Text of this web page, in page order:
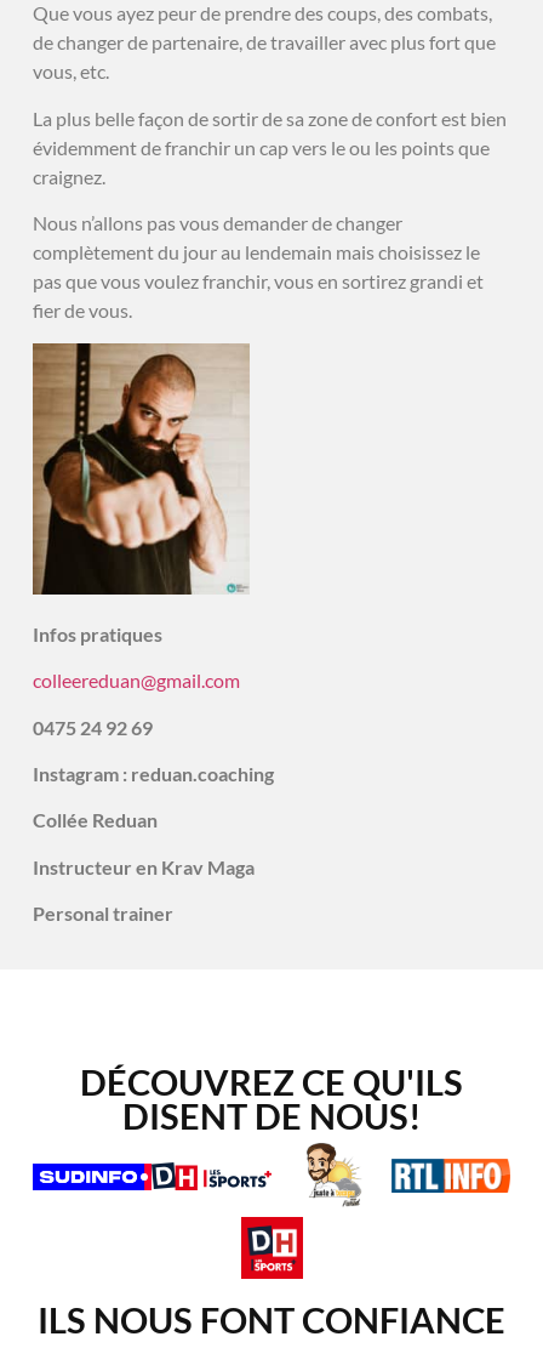
Que vous ayez peur de prendre des coups, des combats,
de changer de partenaire, de travailler avec plus fort que
vous, etc.
La plus belle façon de sortir de sa zone de confort est bien
évidemment de franchir un cap vers le ou les points que
craignez.
Nous n’allons pas vous demander de changer
complètement du jour au lendemain mais choisissez le
pas que vous voulez franchir, vous en sortirez grandi et
fier de vous.
Infos pratiques
colleereduan@gmail.com
0475 24 92 69
Instagram : reduan.coaching
Collée Reduan
Instructeur en Krav Maga
Personal trainer
DÉCOUVREZ CE QU'ILS
DISENT DE NOUS!
ILS NOUS FONT CONFIANCE